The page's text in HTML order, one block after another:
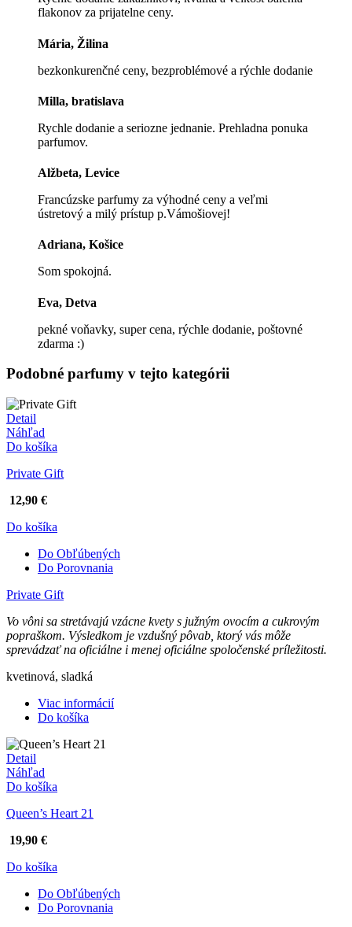
flakonov za prijatelne ceny.
Mária, Žilina
bezkonkurenčné ceny, bezproblémové a rýchle dodanie
Milla, bratislava
Rychle dodanie a seriozne jednanie. Prehladna ponuka
parfumov.
Alžbeta, Levice
Francúzske parfumy za výhodné ceny a veľmi
ústretový a milý prístup p.Vámošiovej!
Adriana, Košice
Som spokojná.
Eva, Detva
pekné voňavky, super cena, rýchle dodanie, poštovné
zdarma :)
Podobné parfumy v tejto kategórii
Detail
Náhľad
Do košíka
Private Gift
12,90 €
Do košíka
Do Obľúbených
Do Porovnania
Private Gift
Vo vôni sa stretávajú vzácne kvety s južným ovocím a cukrovým
popraškom. Výsledkom je vzdušný pôvab, ktorý vás môže
sprevádzať na oficiálne i menej oficiálne spoločenské príležitosti.
kvetinová, sladká
Viac informácií
Do košíka
Detail
Náhľad
Do košíka
Queen’s Heart 21
19,90 €
Do košíka
Do Obľúbených
Do Porovnania